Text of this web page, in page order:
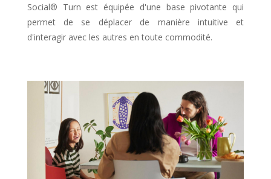
Social® Turn est équipée d'une base pivotante qui
permet de se déplacer de manière intuitive et
d'interagir avec les autres en toute commodité.